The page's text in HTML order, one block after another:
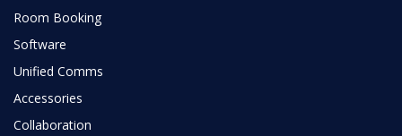
Room Booking
Software
Unified Comms
Accessories
Collaboration